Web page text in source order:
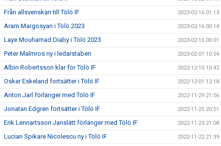
Från allsvenskan till Tölö IF 2023-02-16 01:13
Aram Margosyan i Tölö 2023 2023-02-16 00:14
Laye Mouhamad Diaby i Tölö 2023 2023-02-16 00:01
Peter Malmros ny i ledarstaben 2023-02-07 10:54
Albin Robertsson klar för Tölö IF 2022-12-10 10:42
Oskar Eskeland fortsätter i Tölö IF 2022-12-01 12:18
Anton Jarl förlänger med Tölö IF 2022-11-29 21:56
Jonatan Edgren fortsätter i Tölö IF 2022-11-25 20:51
Erik Lennartsson Janslätt förlänger med Tölö IF 2022-11-23 21:08
Lucian Spikare Nicolescu ny i Tölö IF 2022-11-22 21:39